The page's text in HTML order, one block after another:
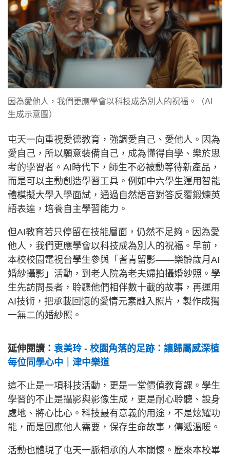
因為愛他人，我們更應學會以科技成為別人的祝福。（AI
生成示意圖）
屯天一向重視愛德教育，強調愛自己、愛他人。因為
愛自己，所以願意裝備自己，成為懂得自學、樂於思
考的學習者。AI時代下，師生不必被動等待新產品，
而是可以主動創造學習工具。例如中六學生運用智能
體模擬大學入學面試，通過自然語音對答反覆鍛煉英
語表達，培養自主學習能力。
但AI教育若只停留在技能層面，仍然不足夠。因為愛
他人，我們更應學會以科技成為別人的祝福。早前，
本校校園電視台學生參與「耆青留影——樂齡歲月AI
婚紗攝影」活動，到老人院為老夫婦拍攝婚紗照。學
生先訪問長者，聆聽他們相伴數十載的故事，再運用
AI技術，把承載回憶的愛情元素融入照片，製作成獨
一無二的婚紗照。
延伸閱讀： 袁美玲 - 校園角落的足跡：讓歸屬感深植
每位同學心中｜津中樂道
這不止是一項科技活動，更是一堂價值教育課。學生
學習的不止是攝影與影像生成，更是耐心聆聽、設身
處地、將心比心。科技最有意義的用途，不是炫耀功
能，而是回應他人需要，保存生命故事，傳遞溫暖。
活動也體現了屯天一脈相承的人本關懷。歷來本校畢